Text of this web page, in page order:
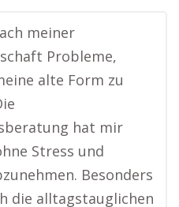
meiner
Probleme,
alte Form zu
hat mir
Stress und
Besonders
die alltagstauglichen